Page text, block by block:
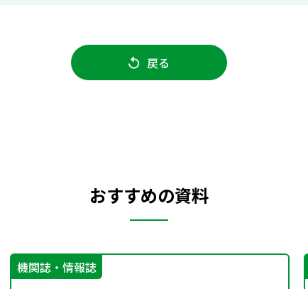
戻る
おすすめの資料
機関誌・情報誌